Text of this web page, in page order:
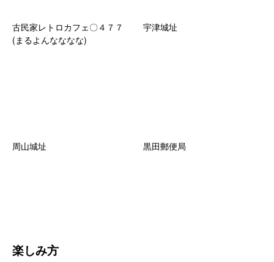
古民家レトロカフェ〇４７７
(まるよんなななな)
宇津城址
周山城址 黒田郵便局
楽しみ方